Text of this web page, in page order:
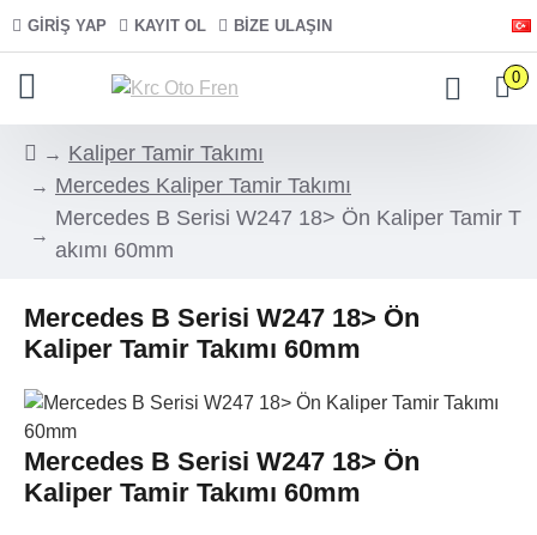
GIRIŞ YAP KAYIT OL BIZE ULAŞIN
0
Kaliper Tamir Takımı
Mercedes Kaliper Tamir Takımı
Mercedes B Serisi W247 18> Ön Kaliper Tamir T
akımı 60mm
Mercedes B Serisi W247 18> Ön
Kaliper Tamir Takımı 60mm
Mercedes B Serisi W247 18> Ön
Kaliper Tamir Takımı 60mm